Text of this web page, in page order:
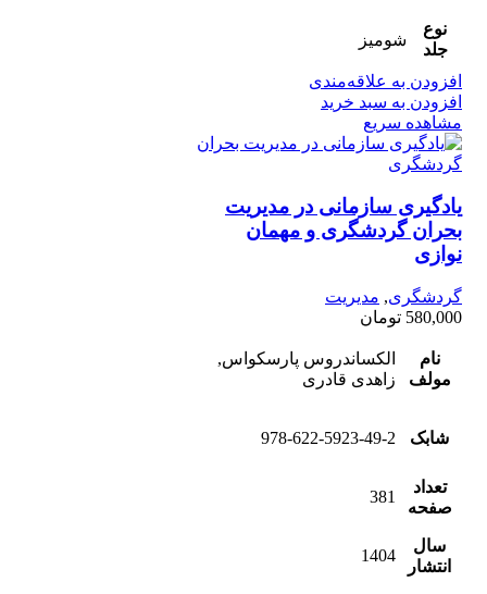
نوع
جلد
شومیز
افزودن به علاقه‌مندی
افزودن به سبد خرید
مشاهده سریع
یادگیری سازمانی در مدیریت
بحران گردشگری و مهمان
نوازی
گردشگری, مدیریت
580,000 تومان
نام
مولف
الکساندروس پارسکواس,
زاهدی قادری
شابک 978-622-5923-49-2
تعداد
صفحه
381
سال
انتشار
1404